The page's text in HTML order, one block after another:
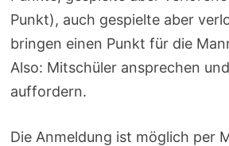
Punkt), auch gespielte aber
bringen einen Punkt für die
Also: Mitschüler ansprechen
auffordern.
Die Anmeldung ist möglich per